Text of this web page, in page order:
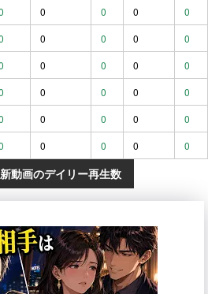
0 0 0
0
0 0 0
0
0 0 0
0
0 0 0
0
0 0 0
0
0 0 0 0
動画のデイリー再生数